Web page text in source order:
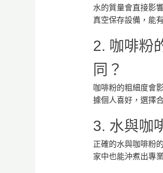
水的質量會直接影
真空保存設備，能
2. 咖啡粉
同？
咖啡粉的粗細度會
據個人喜好，選擇
3. 水與咖
正確的水與咖啡粉
家中也能沖煮出專